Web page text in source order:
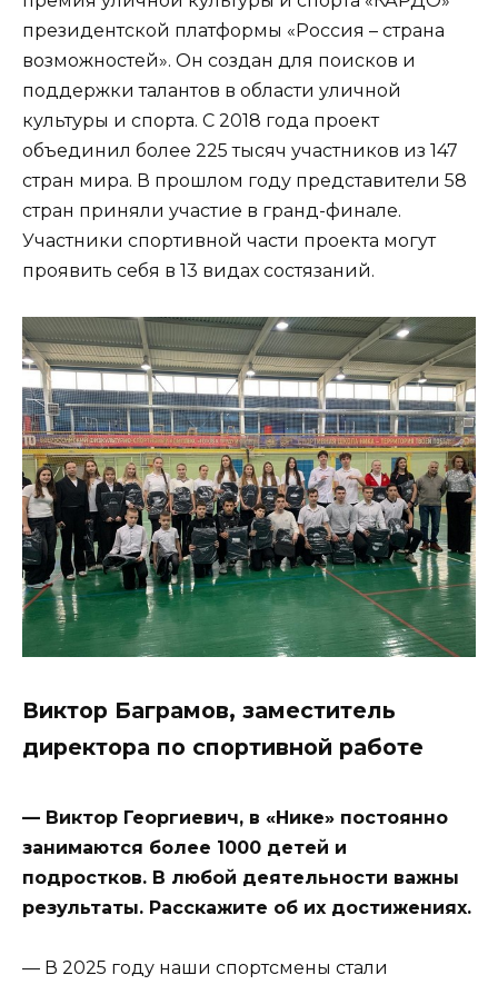
президентской платформы «Россия – страна
возможностей». Он создан для поисков и
поддержки талантов в области уличной
культуры и спорта. С 2018 года проект
объединил более 225 тысяч участников из 147
стран мира. В прошлом году представители 58
стран приняли участие в гранд-финале.
Участники спортивной части проекта могут
проявить себя в 13 видах состязаний.
Виктор Баграмов, заместитель
директора по спортивной работе
— Виктор Георгиевич, в «Нике» постоянно
занимаются более 1000 детей и
подростков. В любой деятельности важны
результаты. Расскажите об их достижениях.
— В 2025 году наши спортсмены стали